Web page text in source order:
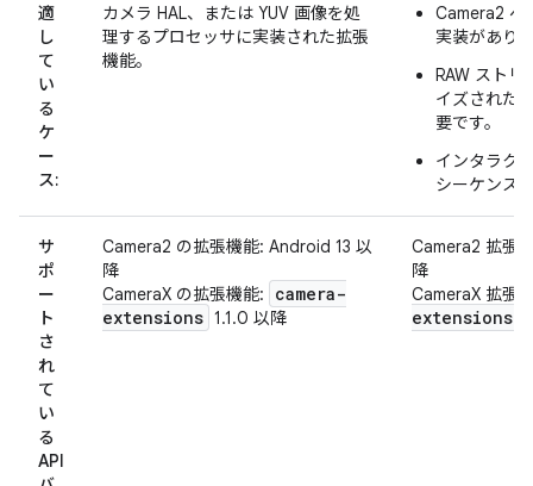
適
し
て
い
る
ケ
ー
ス:
カメラ HAL、または YUV 画像を処
理するプロセッサに実装された拡張
機能。
Camera2 ベ
実装があり
RAW ストリ
イズされた
要です。
インタラク
シーケンス
サ
ポ
ー
ト
さ
れ
て
い
る
API
Camera2 の拡張機能: Android 13 以
降
CameraX の拡張機能:
camera-
extensions 1.1.0 以降
Camera2 拡張
降
CameraX 拡張
extensions